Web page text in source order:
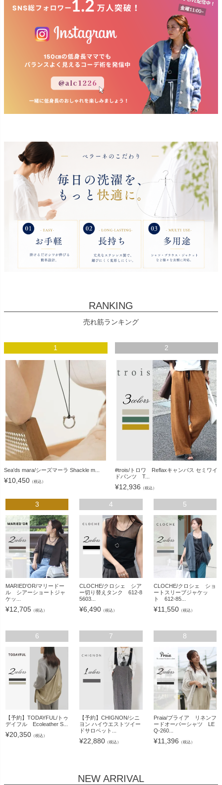
RANKING
売れ筋ランキング
1
Sea'ds mara/シーズマーラ Shackle m...
¥10,450 （税込）
2
#trois/トロワ Reflaxキャンバス セミワイ
ドパンツ T...
¥12,936 （税込）
3
MARIED'OR/マリードー
ル シアーショートジャ
ケッ...
¥12,705 （税込）
4
CLOCHE/クロシェ シア
ー切り替えタンク 612-8
5603...
¥6,490 （税込）
5
CLOCHE/クロシェ ショ
ートスリーブジャケッ
ト 612-85...
¥11,550（税込）
6
【予約】TODAYFUL/トゥ
デイフル Ecoleather S...
¥20,350 （税込）
7
【予約】CHIGNON/シニ
ヨン ハイウエストツイー
ドサロペット...
¥22,880 （税込）
8
Praia/プライア リネンフ
ードオーバーシャツ LE
Q-260...
¥11,396 （税込）
NEW ARRIVAL